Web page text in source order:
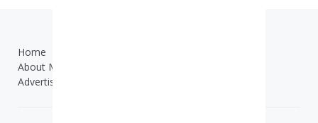
Home
About Me
Advertisement